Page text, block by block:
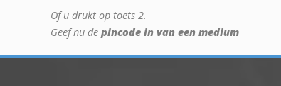
Of u drukt op toets 2.
Geef nu de pincode in van een medium